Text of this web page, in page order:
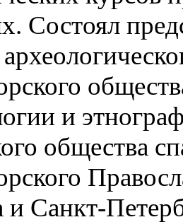
Состоял
и
общества
и Санкт-